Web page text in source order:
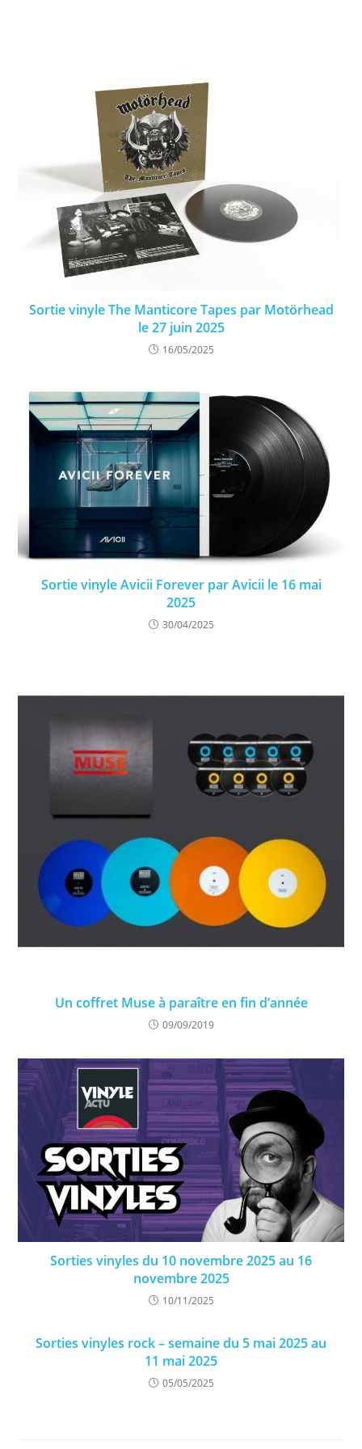
Sortie vinyle The Manticore Tapes par Motörhead
le 27 juin 2025
16/05/2025
Sortie vinyle Avicii Forever par Avicii le 16 mai
2025
30/04/2025
Un coffret Muse à paraître en fin d’année
09/09/2019
Sorties vinyles du 10 novembre 2025 au 16
novembre 2025
10/11/2025
Sorties vinyles rock – semaine du 5 mai 2025 au
11 mai 2025
05/05/2025